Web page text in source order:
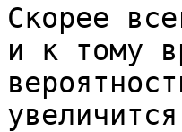
Скорее
и к тому